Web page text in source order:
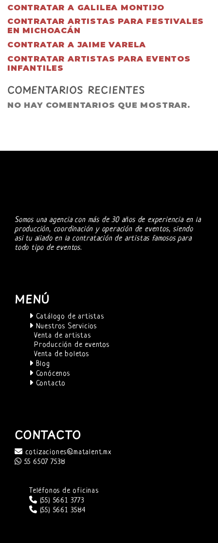
CONTRATAR A GALILEA MONTIJO
CONTRATAR ARTISTAS PARA FESTIVALES
EN MICHOACÁN
CONTRATAR A JAIME VARELA
CONTRATAR ARTISTAS PARA EVENTOS
INFANTILES
COMENTARIOS RECIENTES
NO HAY COMENTARIOS QUE MOSTRAR.
Somos una agencia con más de 30 años de experiencia en la
producción, coordinación y operación de eventos, siendo
asi tu aliado en la contratación de artistas famosos para
todo tipo de eventos.
MENÚ
Catálogo de artistas
Nuestros Servicios
Venta de artistas
Producción de eventos
Venta de boletos
Blog
Conócenos
Contacto
CONTACTO
cotizaciones@matalent.mx
55 6507 7538
Teléfonos de oficinas
(55) 5661 3773
(55) 5661 3584